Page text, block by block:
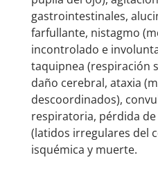
gastrointestinales,
farfullante, nistagmo
incontrolado e
taquipnea (respiración
daño cerebral, ataxia
descoordinados),
respiratoria, pérdida
(latidos irregulares del
isquémica y muerte.